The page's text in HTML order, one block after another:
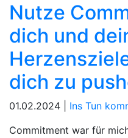
Nutze
dich und
dich zu
01.02.2024 | Ins Tun
Commitment war für